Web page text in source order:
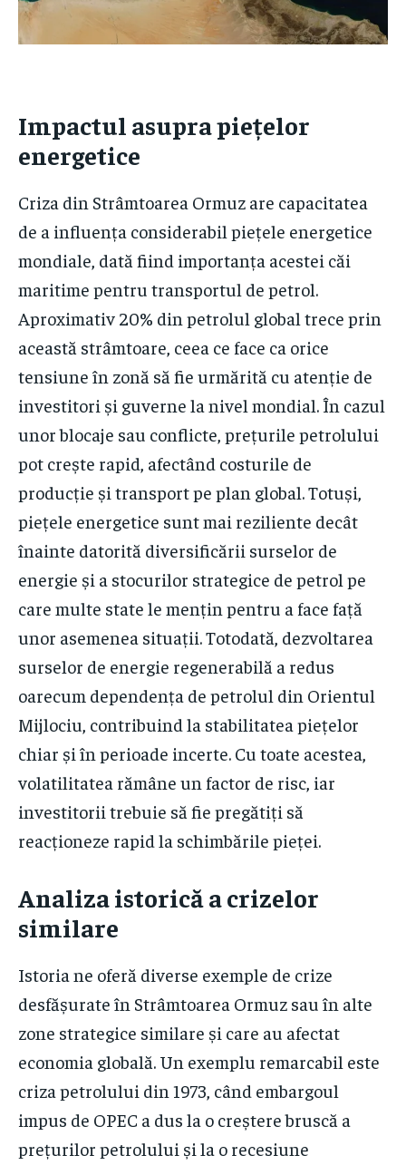
Impactul asupra piețelor
energetice
Criza din Strâmtoarea Ormuz are capacitatea
de a influența considerabil piețele energetice
mondiale, dată fiind importanța acestei căi
maritime pentru transportul de petrol.
Aproximativ 20% din petrolul global trece prin
această strâmtoare, ceea ce face ca orice
tensiune în zonă să fie urmărită cu atenție de
investitori și guverne la nivel mondial. În cazul
unor blocaje sau conflicte, prețurile petrolului
pot crește rapid, afectând costurile de
producție și transport pe plan global. Totuși,
piețele energetice sunt mai reziliente decât
înainte datorită diversificării surselor de
energie și a stocurilor strategice de petrol pe
care multe state le mențin pentru a face față
unor asemenea situații. Totodată, dezvoltarea
surselor de energie regenerabilă a redus
oarecum dependența de petrolul din Orientul
Mijlociu, contribuind la stabilitatea piețelor
chiar și în perioade incerte. Cu toate acestea,
volatilitatea rămâne un factor de risc, iar
investitorii trebuie să fie pregătiți să
reacționeze rapid la schimbările pieței.
Analiza istorică a crizelor
similare
Istoria ne oferă diverse exemple de crize
desfășurate în Strâmtoarea Ormuz sau în alte
zone strategice similare și care au afectat
economia globală. Un exemplu remarcabil este
criza petrolului din 1973, când embargoul
impus de OPEC a dus la o creștere bruscă a
prețurilor petrolului și la o recesiune